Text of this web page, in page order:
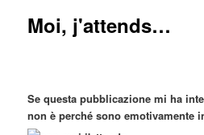
Moi, j'attends…
Se questa pubblicazione mi ha
non è perché sono emotivamente